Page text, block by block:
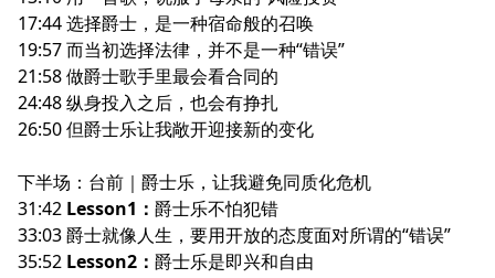
17:44 选择爵士，是一种宿命般的召唤
19:57 而当初选择法律，并不是一种“错误”
21:58 做爵士歌手里最会看合同的
24:48 纵身投入之后，也会有挣扎
26:50 但爵士乐让我敞开迎接新的变化
下半场：台前｜爵士乐，让我避免同质化危机
31:42 Lesson1： 爵士乐不怕犯错
33:03 爵士就像人生，要用开放的态度面对所谓的“错误”
35:52 Lesson2： 爵士乐是即兴和自由